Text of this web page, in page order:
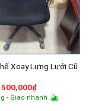
Xoay Lưng Lưới Cũ
Giá
gốc
là:
500,000₫Giá
hiện
tại
- Giao nhanh